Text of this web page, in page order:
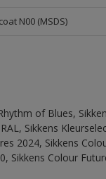
N00 (MSDS)
of Blues,
Sikkens
2024, Sikkens
Sikkens Colour